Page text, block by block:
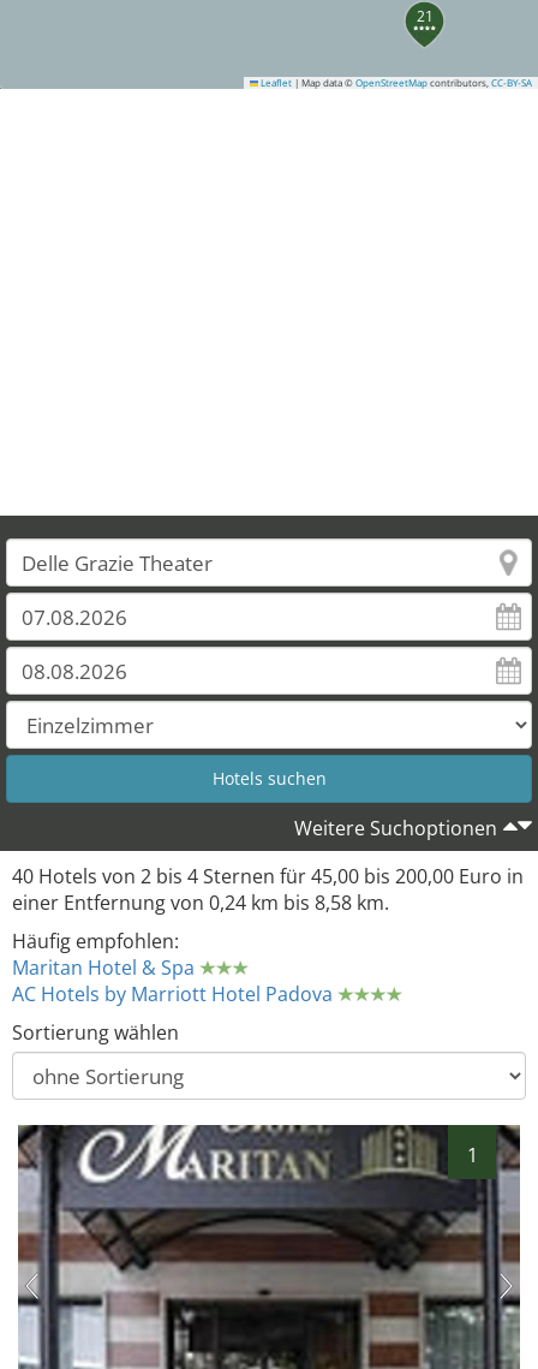
21
Leaflet | Map data © OpenStreetMap contributors, CC-BY-SA
Weitere Suchoptionen
40 Hotels von 2 bis 4 Sternen für 45,00 bis 200,00 Euro in
einer Entfernung von 0,24 km bis 8,58 km.
Häufig empfohlen:
Maritan Hotel & Spa
AC Hotels by Marriott Hotel Padova
Sortierung wählen
1